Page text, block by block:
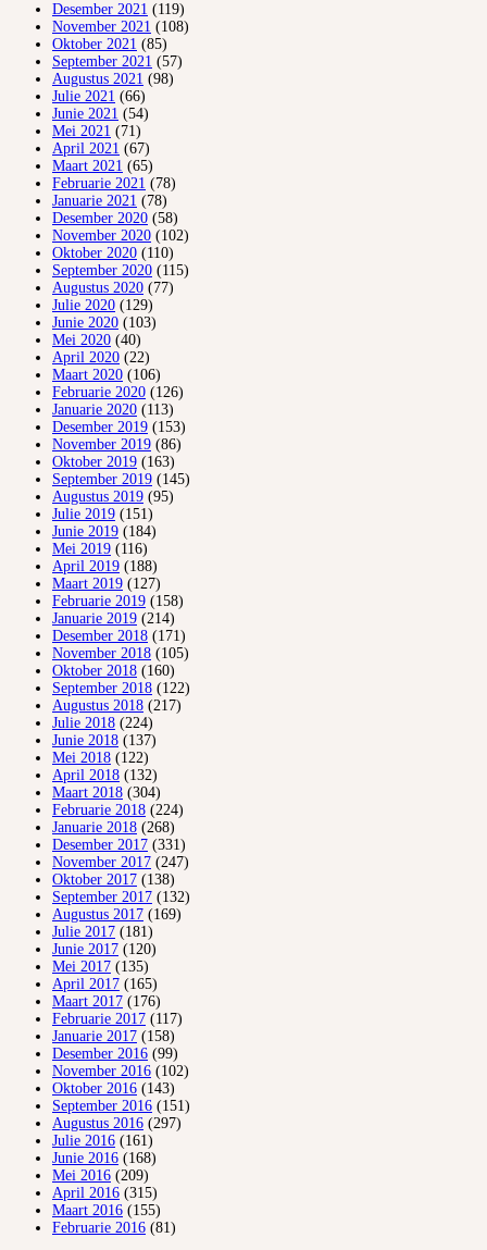
Desember 2021 (119)
November 2021 (108)
Oktober 2021 (85)
September 2021 (57)
Augustus 2021 (98)
Julie 2021 (66)
Junie 2021 (54)
Mei 2021 (71)
April 2021 (67)
Maart 2021 (65)
Februarie 2021 (78)
Januarie 2021 (78)
Desember 2020 (58)
November 2020 (102)
Oktober 2020 (110)
September 2020 (115)
Augustus 2020 (77)
Julie 2020 (129)
Junie 2020 (103)
Mei 2020 (40)
April 2020 (22)
Maart 2020 (106)
Februarie 2020 (126)
Januarie 2020 (113)
Desember 2019 (153)
November 2019 (86)
Oktober 2019 (163)
September 2019 (145)
Augustus 2019 (95)
Julie 2019 (151)
Junie 2019 (184)
Mei 2019 (116)
April 2019 (188)
Maart 2019 (127)
Februarie 2019 (158)
Januarie 2019 (214)
Desember 2018 (171)
November 2018 (105)
Oktober 2018 (160)
September 2018 (122)
Augustus 2018 (217)
Julie 2018 (224)
Junie 2018 (137)
Mei 2018 (122)
April 2018 (132)
Maart 2018 (304)
Februarie 2018 (224)
Januarie 2018 (268)
Desember 2017 (331)
November 2017 (247)
Oktober 2017 (138)
September 2017 (132)
Augustus 2017 (169)
Julie 2017 (181)
Junie 2017 (120)
Mei 2017 (135)
April 2017 (165)
Maart 2017 (176)
Februarie 2017 (117)
Januarie 2017 (158)
Desember 2016 (99)
November 2016 (102)
Oktober 2016 (143)
September 2016 (151)
Augustus 2016 (297)
Julie 2016 (161)
Junie 2016 (168)
Mei 2016 (209)
April 2016 (315)
Maart 2016 (155)
Februarie 2016 (81)